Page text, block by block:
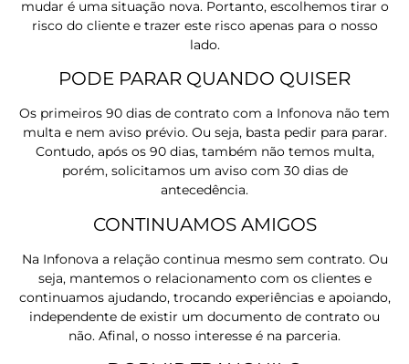
mudar é uma situação nova. Portanto, escolhemos tirar o
risco do cliente e trazer este risco apenas para o nosso
lado.
PODE PARAR QUANDO QUISER
Os primeiros 90 dias de contrato com a Infonova não tem
multa e nem aviso prévio. Ou seja, basta pedir para parar.
Contudo, após os 90 dias, também não temos multa,
porém, solicitamos um aviso com 30 dias de
antecedência.
CONTINUAMOS AMIGOS
Na Infonova a relação continua mesmo sem contrato. Ou
seja, mantemos o relacionamento com os clientes e
continuamos ajudando, trocando experiências e apoiando,
independente de existir um documento de contrato ou
não. Afinal, o nosso interesse é na parceria.